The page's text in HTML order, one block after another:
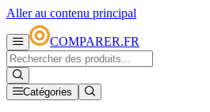
Aller au contenu principal
COMPARER.FR
Catégories